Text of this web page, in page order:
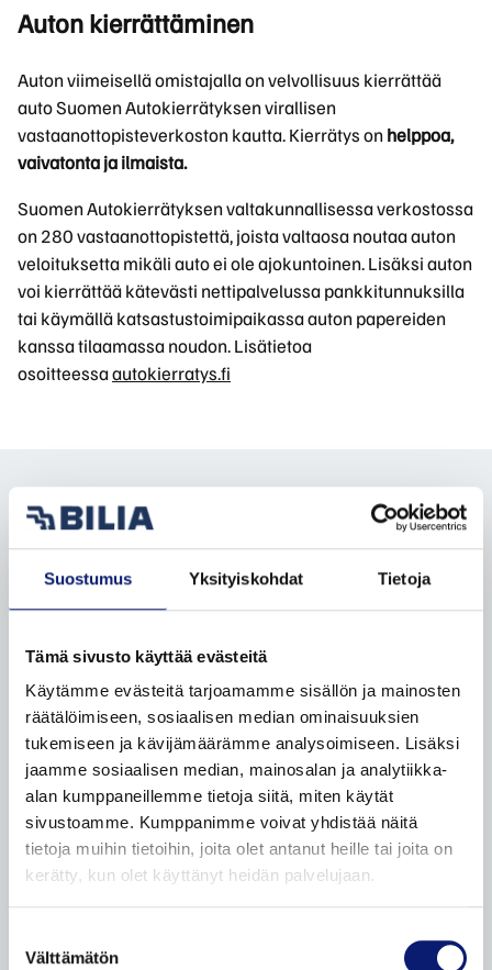
Suostumus Yksityiskohdat Tietoja
Tämä sivusto käyttää evästeitä
Käytämme evästeitä tarjoamamme sisällön ja mainosten
räätälöimiseen, sosiaalisen median ominaisuuksien
tukemiseen ja kävijämäärämme analysoimiseen. Lisäksi
jaamme sosiaalisen median, mainosalan ja analytiikka-
alan kumppaneillemme tietoja siitä, miten käytät
sivustoamme. Kumppanimme voivat yhdistää näitä
tietoja muihin tietoihin, joita olet antanut heille tai joita on
kerätty, kun olet käyttänyt heidän palvelujaan.
valinta
Välttämätön
Auton kierrättäminen
Auton viimeisellä omistajalla on velvollisuus kierrättää
auto Suomen Autokierrätyksen virallisen
vastaanottopisteverkoston kautta. Kierrätys onhelppoa,
vaivatonta ja ilmaista.
Suomen Autokierrätyksen valtakunnallisessa verkostossa
on 280 vastaanottopistettä, joista valtaosa noutaa auton
veloituksetta mikäli auto ei ole ajokuntoinen. Lisäksi auton
voi kierrättää kätevästi nettipalvelussa pankkitunnuksilla
tai käymällä katsastustoimipaikassa auton papereiden
kanssa tilaamassa noudon. Lisätietoa
osoitteessaautokierratys.fi
KATSO
KATSO
TILAA BILIA-
Facebook Instagram
UUDET VOLVOT
Leasingpalvelut
Bilia Yksityisleasing
Koeajopalvelu
Volvo Huoltosopimus
Auton toimitus